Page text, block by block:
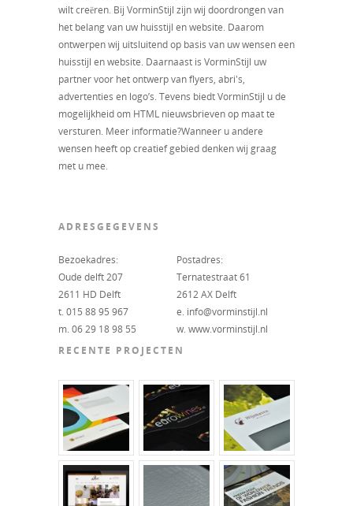
wilt creëren. Bij VorminStijl zijn wij doordrongen van
het belang van uw huisstijl en website. Daarom
ontwerpen wij uitsluitend op basis van uw wensen een
huisstijl en website. Daarnaast is VorminStijl uw
partner voor het ontwerp van flyers, abri's,
advertenties en logo’s. Tevens biedt VorminStijl u de
mogelijkheid om HTML nieuwsbrieven op maat te
versturen. Meer informatie?Wanneer u andere
wensen heeft op creatief gebied denken wij graag
met u mee.
ADRESGEGEVENS
Bezoekadres:
Oude delft 207
2611 HD Delft
t. 015 88 95 967
m. 06 29 18 98 55
Postadres:
Ternatestraat 61
2612 AX Delft
e. info@vorminstijl.nl
w. www.vorminstijl.nl
RECENTE PROJECTEN